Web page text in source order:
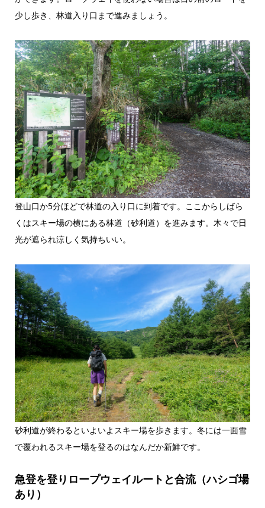
少し歩き、林道入り口まで進みましょう。
登山口か5分ほどで林道の入り口に到着です。ここからしばら
くはスキー場の横にある林道（砂利道）を進みます。木々で日
光が遮られ涼しく気持ちいい。
砂利道が終わるといよいよスキー場を歩きます。冬には一面雪
で覆われるスキー場を登るのはなんだか新鮮です。
急登を登りロープウェイルートと合流（ハシゴ場
あり）